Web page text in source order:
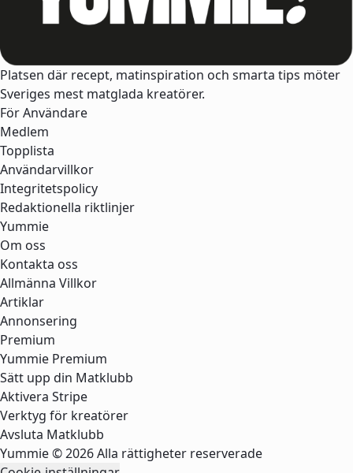
Platsen där recept, matinspiration och smarta tips möter
Sveriges mest matglada kreatörer.
För Användare
Medlem
Topplista
Användarvillkor
Integritetspolicy
Redaktionella riktlinjer
Yummie
Om oss
Kontakta oss
Allmänna Villkor
Artiklar
Annonsering
Premium
Yummie Premium
Sätt upp din Matklubb
Aktivera Stripe
Verktyg för kreatörer
Avsluta Matklubb
Yummie © 2026 Alla rättigheter reserverade